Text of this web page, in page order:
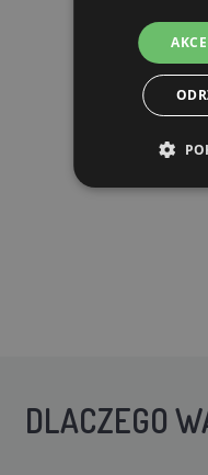
DLACZEGO